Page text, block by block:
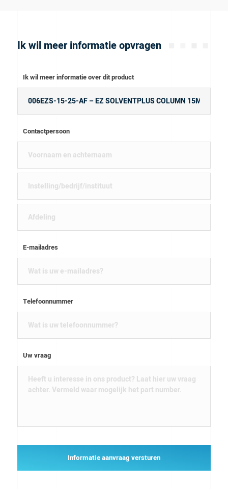
Ik wil meer informatie opvragen
Ik wil meer informatie over dit product
Contactpersoon
E-mailadres
Telefoonnummer
Uw vraag
Informatie aanvraag versturen